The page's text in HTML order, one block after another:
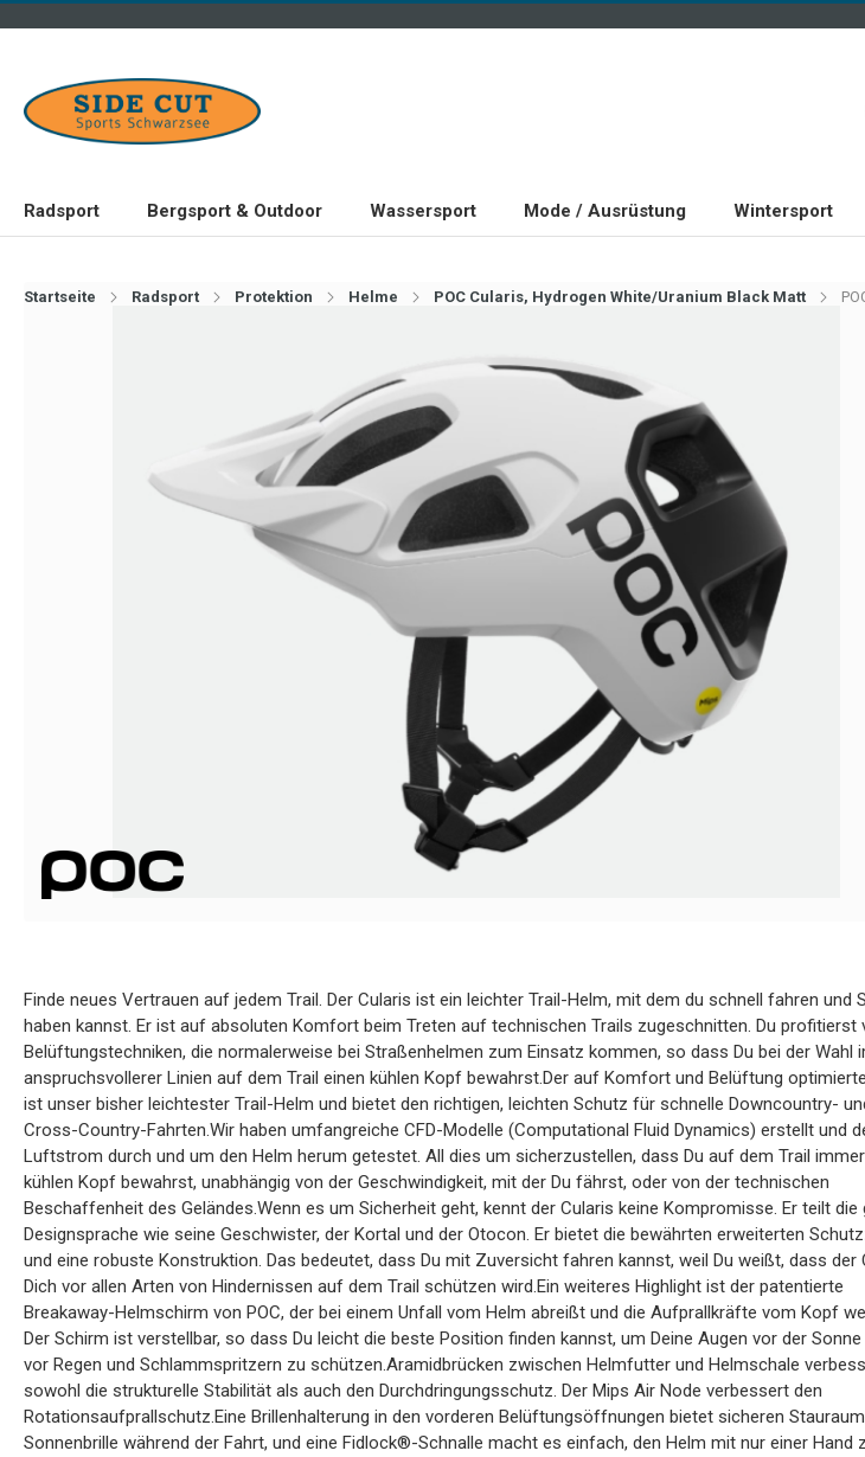
Radsport Bergsport & Outdoor Wassersport Mode / Ausrüstung Wintersport
Startseite Radsport Protektion Helme POC Cularis, Hydrogen White/Uranium Black Matt
Finde neues Vertrauen auf jedem Trail. Der Cularis ist ein leichter Trail-Helm, mit dem du schnell fahren und
haben kannst. Er ist auf absoluten Komfort beim Treten auf technischen Trails zugeschnitten. Du profitierst
Belüftungstechniken, die normalerweise bei Straßenhelmen zum Einsatz kommen, so dass Du bei der Wahl
anspruchsvollerer Linien auf dem Trail einen kühlen Kopf bewahrst.Der auf Komfort und Belüftung
ist unser bisher leichtester Trail-Helm und bietet den richtigen, leichten Schutz für schnelle Downcountry-
Cross-Country-Fahrten.Wir haben umfangreiche CFD-Modelle (Computational Fluid Dynamics) erstellt und
Luftstrom durch und um den Helm herum getestet. All dies um sicherzustellen, dass Du auf dem Trail
kühlen Kopf bewahrst, unabhängig von der Geschwindigkeit, mit der Du fährst, oder von der technischen
Beschaffenheit des Geländes.Wenn es um Sicherheit geht, kennt der Cularis keine Kompromisse. Er teilt die
Designsprache wie seine Geschwister, der Kortal und der Otocon. Er bietet die bewährten erweiterten
und eine robuste Konstruktion. Das bedeutet, dass Du mit Zuversicht fahren kannst, weil Du weißt, dass der
Dich vor allen Arten von Hindernissen auf dem Trail schützen wird.Ein weiteres Highlight ist der patentierte
Breakaway-Helmschirm von POC, der bei einem Unfall vom Helm abreißt und die Aufprallkräfte vom Kopf
Der Schirm ist verstellbar, so dass Du leicht die beste Position finden kannst, um Deine Augen vor der
vor Regen und Schlammspritzern zu schützen.Aramidbrücken zwischen Helmfutter und Helmschale
sowohl die strukturelle Stabilität als auch den Durchdringungsschutz. Der Mips Air Node verbessert den
Rotationsaufprallschutz.Eine Brillenhalterung in den vorderen Belüftungsöffnungen bietet sicheren
Sonnenbrille während der Fahrt, und eine Fidlock®-Schnalle macht es einfach, den Helm mit nur einer Hand